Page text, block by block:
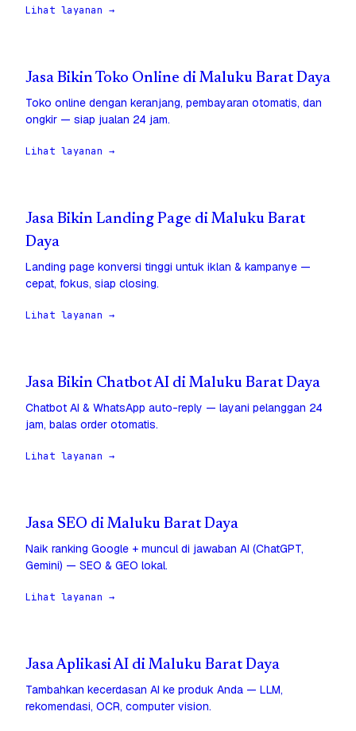
Lihat layanan →
Jasa Bikin Toko Online di Maluku Barat Daya
Toko online dengan keranjang, pembayaran otomatis, dan
ongkir — siap jualan 24 jam.
Lihat layanan →
Jasa Bikin Landing Page di Maluku Barat
Daya
Landing page konversi tinggi untuk iklan & kampanye —
cepat, fokus, siap closing.
Lihat layanan →
Jasa Bikin Chatbot AI di Maluku Barat Daya
Chatbot AI & WhatsApp auto-reply — layani pelanggan 24
jam, balas order otomatis.
Lihat layanan →
Jasa SEO di Maluku Barat Daya
Naik ranking Google + muncul di jawaban AI (ChatGPT,
Gemini) — SEO & GEO lokal.
Lihat layanan →
Jasa Aplikasi AI di Maluku Barat Daya
Tambahkan kecerdasan AI ke produk Anda — LLM,
rekomendasi, OCR, computer vision.